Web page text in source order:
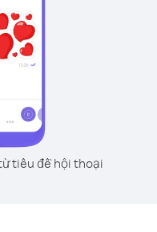
tiêu đề hội thoại